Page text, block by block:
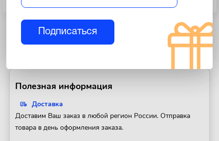
DCTF FE, 1л.
A5/B5, синтетика, 5л., картон
Полезная информация
Доставка
Доставим Ваш заказ в любой регион России. Отправка
товара в день оформления заказа.
Подписаться